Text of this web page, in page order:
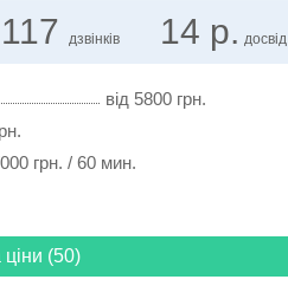
117 дзвінків 14 р. досвід
від 5800 грн.
грн. / 60 мин.
ціни (50)